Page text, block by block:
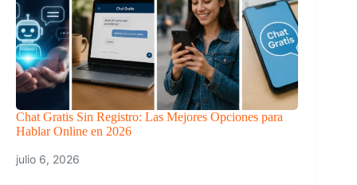
Chat Gratis Sin Registro: Las Mejores Opciones para
Hablar Online en 2026
julio 6, 2026